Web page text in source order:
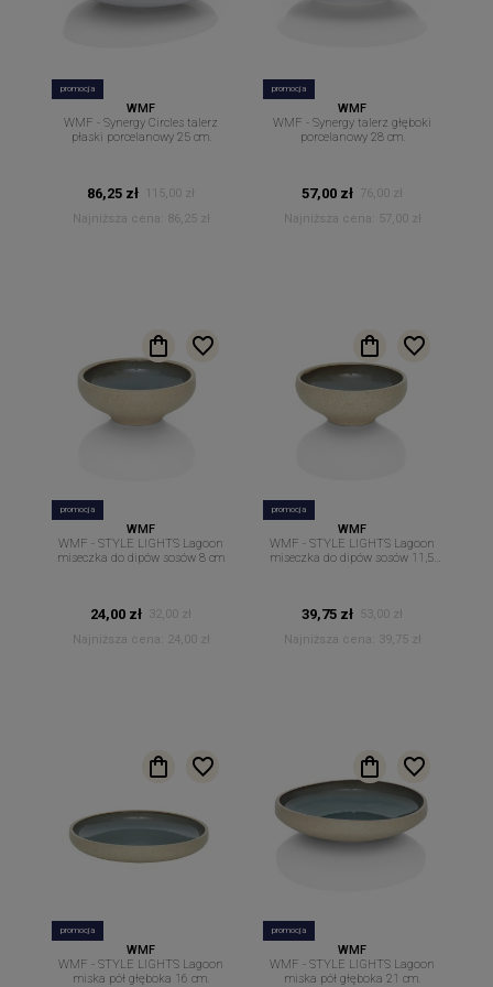
promocja
WMF
WMF - Synergy Circles talerz
płaski porcelanowy 25 cm.
86,25 zł
115,00 zł
Najniższa cena:
86,25 zł
promocja
WMF
WMF - Synergy talerz głęboki
porcelanowy 28 cm.
57,00 zł
76,00 zł
Najniższa cena:
57,00 zł
promocja
WMF
WMF - STYLE LIGHTS Lagoon
miseczka do dipów sosów 8 cm
24,00 zł
32,00 zł
Najniższa cena:
24,00 zł
promocja
WMF
WMF - STYLE LIGHTS Lagoon
miseczka do dipów sosów 11,5
39,75 zł
53,00 zł
Najniższa cena:
39,75 zł
promocja
WMF
WMF - STYLE LIGHTS Lagoon
miska pół głęboka 16 cm.
promocja
WMF
WMF - STYLE LIGHTS Lagoon
miska pół głęboka 21 cm.